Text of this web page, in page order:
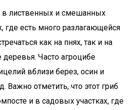
в лиственных и смешанных
где есть много разлагающейся
как на пнях, так и на
деревья. Часто агроцибе
вблизи берез, осин и
Важно отметить, что этот гриб
и в садовых участках, где